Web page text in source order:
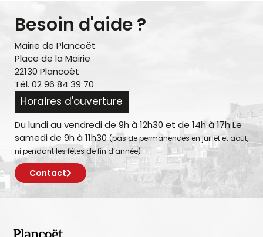
Besoin d'aide ?
Mairie de Plancoët
Place de la Mairie
22130 Plancoët
Tél. 02 96 84 39 70
Horaires d'ouverture
Du lundi au vendredi de 9h à 12h30 et de 14h à 17h Le
samedi de 9h à 11h30 (pas de permanences en juillet et août,
ni pendant les fêtes de fin d’année)
Contact